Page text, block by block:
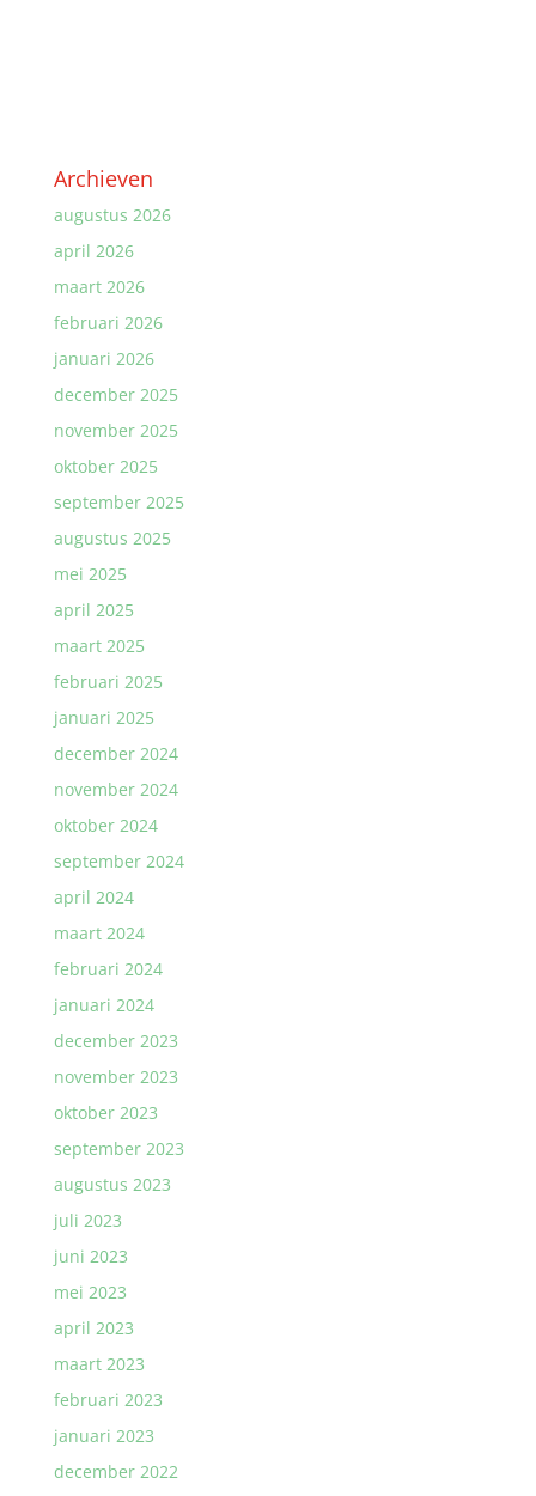
Archieven
augustus 2026
april 2026
maart 2026
februari 2026
januari 2026
december 2025
november 2025
oktober 2025
september 2025
augustus 2025
mei 2025
april 2025
maart 2025
februari 2025
januari 2025
december 2024
november 2024
oktober 2024
september 2024
april 2024
maart 2024
februari 2024
januari 2024
december 2023
november 2023
oktober 2023
september 2023
augustus 2023
juli 2023
juni 2023
mei 2023
april 2023
maart 2023
februari 2023
januari 2023
december 2022